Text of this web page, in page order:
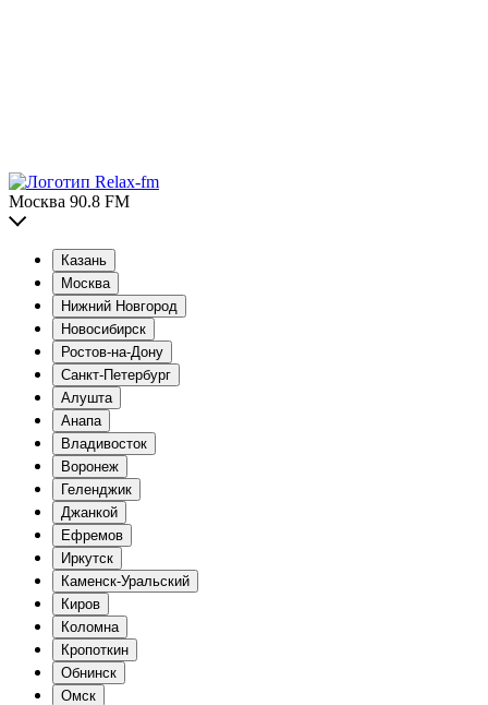
Москва 90.8 FM
Казань
Москва
Нижний Новгород
Новосибирск
Ростов-на-Дону
Санкт-Петербург
Алушта
Анапа
Владивосток
Воронеж
Геленджик
Джанкой
Ефремов
Иркутск
Каменск-Уральский
Киров
Коломна
Кропоткин
Обнинск
Омск